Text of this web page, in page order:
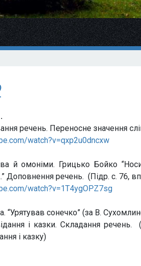
речень. Переносне значення
watch?v=qxp2u0dncxw
й омоніми. Грицько Бойко
Доповнення речень. (Підр. с. 76,
watch?v=1T4ygOPZ7sg
“Урятував сонечко” (за В.
і казки. Складання речень.
і казку)